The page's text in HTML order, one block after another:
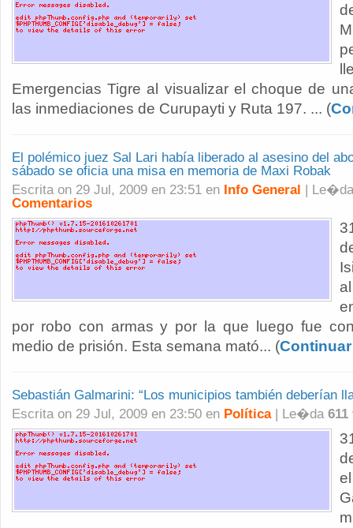
Emergencias Tigre al visualizar el choque de
las inmediaciones de Curupayti y Ruta 197. ... (
El polémico juez Sal Lari había liberado al asesino del
sábado se oficia una misa en memoria de Maxi Robak
Escrita on 29 Jul, 2009 en 23:51 en Info General |
Comentarios
por robo con armas y por la que luego fue
medio de prisión. Esta semana mató... (
Sebastián Galmarini: “Los municipios también deberían
Escrita on 29 Jul, 2009 en 23:50 en Política| Le�da 611